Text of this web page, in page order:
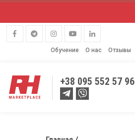
Обучение О нас Отзывы
+38 095 552 57 96